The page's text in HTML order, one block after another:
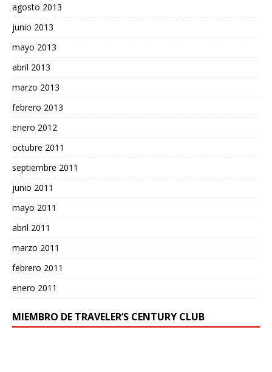
agosto 2013
junio 2013
mayo 2013
abril 2013
marzo 2013
febrero 2013
enero 2012
octubre 2011
septiembre 2011
junio 2011
mayo 2011
abril 2011
marzo 2011
febrero 2011
enero 2011
MIEMBRO DE TRAVELER’S CENTURY CLUB